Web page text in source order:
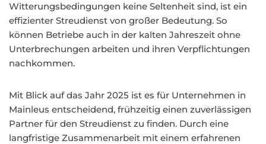
Witterungsbedingungen keine Seltenheit sind, ist ein
effizienter Streudienst von großer Bedeutung. So
können Betriebe auch in der kalten Jahreszeit ohne
Unterbrechungen arbeiten und ihren Verpflichtungen
nachkommen.
Mit Blick auf das Jahr 2025 ist es für Unternehmen in
Mainleus entscheidend, frühzeitig einen zuverlässigen
Partner für den Streudienst zu finden. Durch eine
langfristige Zusammenarbeit mit einem erfahrenen